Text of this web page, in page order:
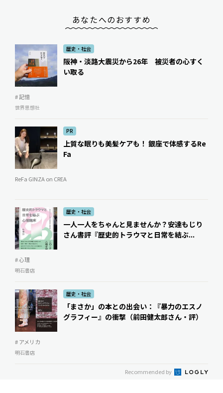
あなたへのおすすめ
歴史・社会
阪神・淡路大震災から26年 被災者の心すく
い取る
# 記憶
世界思想社
PR
上質な眠りも美髪ケアも！ 銀座で体感するRe
Fa
ReFa GINZA on CREA
歴史・社会
一人一人をちゃんと見ませんか？――安達もじり
さん書評『歴史的トラウマと日常を結ぶ...
# 心理
明石書店
歴史・社会
「まさか」の本との出会い：『暴力のエスノ
グラフィー』の衝撃（前田健太郎さん・評）
# アメリカ
明石書店
Recommended by